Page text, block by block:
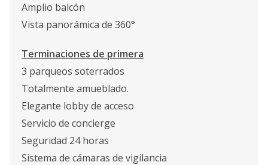
Amplio balcón
Vista panorámica de 360°
Terminaciones de primera
3 parqueos soterrados
Totalmente amueblado.
Elegante lobby de acceso
Servicio de concierge
Seguridad 24 horas
Sistema de cámaras de vigilancia